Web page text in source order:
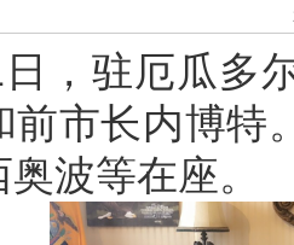
驻厄瓜多尔
前市长内博特
波等在座。